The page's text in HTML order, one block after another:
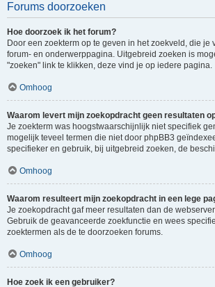
Forums doorzoeken
Hoe doorzoek ik het forum?
Door een zoekterm op te geven in het zoekveld, die je
forum- en onderwerppagina. Uitgebreid zoeken is
"zoeken" link te klikken, deze vind je op iedere pagina.
Omhoog
Waarom levert mijn zoekopdracht geen resultaten
Je zoekterm was hoogstwaarschijnlijk niet specifiek
mogelijk teveel termen die niet door phpBB3
specifieker en gebruik, bij uitgebreid zoeken, de
Omhoog
Waarom resulteert mijn zoekopdracht in een lege
Je zoekopdracht gaf meer resultaten dan de
Gebruik de geavanceerde zoekfunctie en wees
zoektermen als de te doorzoeken forums.
Omhoog
Hoe zoek ik een gebruiker?